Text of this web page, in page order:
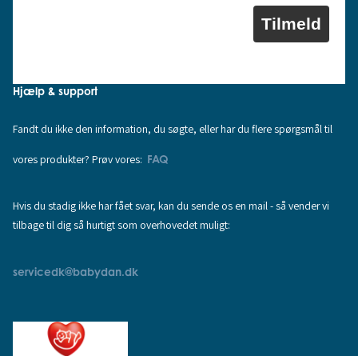
Tilmeld
Hjælp & support
Fandt du ikke den information, du søgte, eller har du flere spørgsmål til
vores produkter? Prøv vores: FAQ
Hvis du stadig ikke har fået svar, kan du sende os en mail - så vender vi
tilbage til dig så hurtigt som overhovedet muligt:
servicedk@babydan.dk